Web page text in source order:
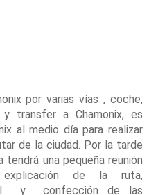
por varias vías , coche,
transfer a Chamonix, es
al medio día para realizar
de la ciudad. Por la tarde
tendrá una pequeña reunión
de la ruta,
y confección de las